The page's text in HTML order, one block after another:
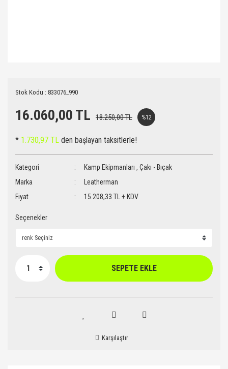
Stok Kodu : 833076_990
16.060,00 TL 18.250,00 TL %12
* 1.730,97 TL den başlayan taksitlerle!
Kategori Kamp Ekipmanları ,Çakı - Bıçak
Marka
Leatherman
Fiyat
15.208,33 TL + KDV
Seçenekler
SEPETE EKLE
Karşılaştır